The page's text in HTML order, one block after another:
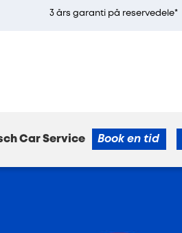
3 års garanti på reservedele*
Car Service Book en tid